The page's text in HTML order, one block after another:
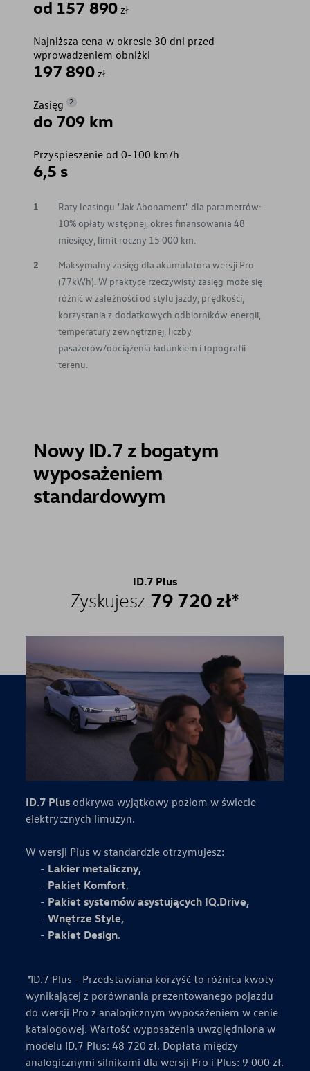
od 157 890 zł
Najniższa cena w okresie 30 dni przed
wprowadzeniem obniżki
197 890 zł
Zasięg 2
do 709 km
Przyspieszenie od 0-100 km/h
6,5 s
1
Raty leasingu "Jak Abonament" dla parametrów:
10% opłaty wstępnej, okres finansowania 48
miesięcy, limit roczny 15 000 km.
2
Maksymalny zasięg dla akumulatora wersji Pro
(77kWh). W praktyce rzeczywisty zasięg może się
różnić w zależności od stylu jazdy, prędkości,
korzystania z dodatkowych odbiorników energii,
temperatury zewnętrznej, liczby
pasażerów/obciążenia ładunkiem i topografii
terenu.
Nowy ID.7 z bogatym
wyposażeniem
standardowym
ID.7 Plus
Zyskujesz 79 720 zł*
ID.7 Plus odkrywa wyjątkowy poziom w świecie
elektrycznych limuzyn.
W wersji Plus w standardzie otrzymujesz:
Lakier metaliczny,
Pakiet Komfort,
Pakiet systemów asystujących IQ.Drive,
Wnętrze Style,
Pakiet Design.
*ID.7 Plus - Przedstawiana korzyść to różnica kwoty
wynikającej z porównania prezentowanego pojazdu
do wersji Pro z analogicznym wyposażeniem w cenie
katalogowej. Wartość wyposażenia uwzględniona w
modelu ID.7 Plus: 48 720 zł. Dopłata między
analogicznymi silnikami dla wersji Pro i Plus: 9 000 zł.